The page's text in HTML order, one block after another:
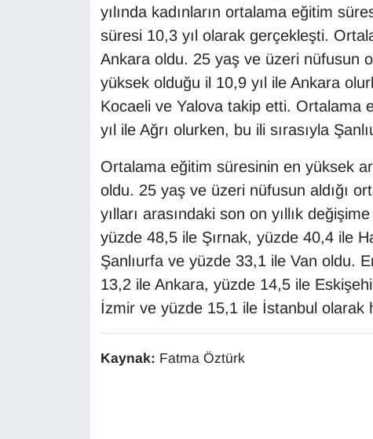
yılında kadınların ortalama eğitim
süresi 10,3 yıl olarak gerçekleşti.
Ankara oldu. 25 yaş ve üzeri nüfusun
yüksek olduğu il 10,9 yıl ile Ankara
Kocaeli ve Yalova takip etti. Ortalama
yıl ile Ağrı olurken, bu ili sırasıyla
Ortalama eğitim süresinin en yüksek
oldu. 25 yaş ve üzeri nüfusun aldığı
yılları arasındaki son on yıllık
yüzde 48,5 ile Şırnak, yüzde 40,4 ile
Şanlıurfa ve yüzde 33,1 ile Van oldu.
13,2 ile Ankara, yüzde 14,5 ile
İzmir ve yüzde 15,1 ile İstanbul olarak
Kaynak: Fatma Öztürk
Sinema - TV
TEKNOLOJİ
VAN'DA SPOR